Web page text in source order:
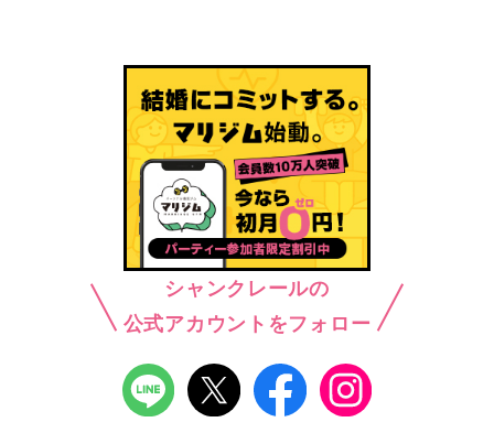
シャンクレールの
公式アカウントをフォロー